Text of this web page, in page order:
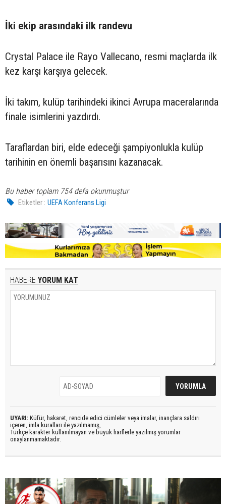
İki ekip arasındaki ilk randevu
Crystal Palace ile Rayo Vallecano, resmi maçlarda ilk
kez karşı karşıya gelecek.
İki takım, kulüp tarihindeki ikinci Avrupa maceralarında
finale isimlerini yazdırdı.
Taraflardan biri, elde edeceği şampiyonlukla kulüp
tarihinin en önemli başarısını kazanacak.
Bu haber toplam 754 defa okunmuştur
Etiketler : UEFA Konferans Ligi
HABERE YORUM KAT
UYARI: Küfür, hakaret, rencide edici cümleler veya imalar, inançlara saldırı
içeren, imla kuralları ile yazılmamış,
Türkçe karakter kullanılmayan ve büyük harflerle yazılmış yorumlar
onaylanmamaktadır.